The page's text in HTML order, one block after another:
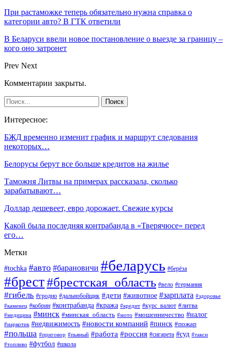
При растаможке теперь обязательно нужна справка о
категории авто? В ГТК ответили
В Беларуси ввели новое постановление о выезде за границу –
кого оно затронет
Prev Next
Комментарии закрыты.
Интересное:
БЖД временно изменит график и маршрут следования
некоторых…
Белорусы берут все больше кредитов на жилье
Таможня Литвы на примерах рассказала, сколько
зарабатывают…
Доллар дешевеет, евро дорожает. Свежие курсы
Какой была последняя контрабанда в «Тверячюсе» перед
его…
Метки
#tochka #авто #барановичи #беларусь #берёза
#брест#брестская_область #вело #германия
#гибель #гродно #дальнобойщик #дети #животное #зарплата #здоровье
#каменец #кобрин #контрабанда #кража #кредит #курс_валют #литва
#медицина #минск #минская_область #мото #мошенничество #налог
#наркотик #недвижимость #новости компаний #пинск #пожар
#польша #приговор #пьяный #работа #россия #сигарета #суд #такси
#топливо #футбол #школа